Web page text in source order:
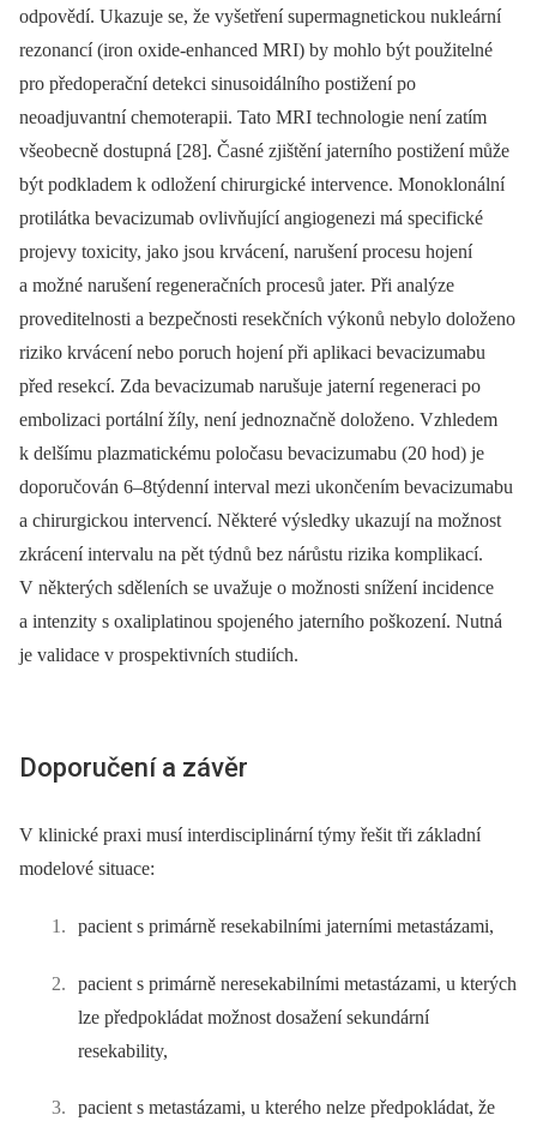
odpovědí. Ukazuje se, že vyšetření supermagnetickou nukleární
rezonancí (iron oxide-enhanced MRI) by mohlo být použitelné
pro předoperační detekci sinusoidálního postižení po
neoadjuvantní chemoterapii. Tato MRI technologie není zatím
všeobecně dostupná [28]. Časné zjištění jaterního postižení může
být podkladem k odložení chirurgické intervence. Monoklonální
protilátka bevacizumab ovlivňující angiogenezi má specifické
projevy toxicity, jako jsou krvácení, narušení procesu hojení
a možné narušení regeneračních procesů jater. Při analýze
proveditelnosti a bezpečnosti resekčních výkonů nebylo doloženo
riziko krvácení nebo poruch hojení při aplikaci bevacizumabu
před resekcí. Zda bevacizumab narušuje jaterní regeneraci po
embolizaci portální žíly, není jednoznačně doloženo. Vzhledem
k delšímu plazmatickému poločasu bevacizumabu (20 hod) je
doporučován 6–8týdenní interval mezi ukončením bevacizumabu
a chirurgickou intervencí. Některé výsledky ukazují na možnost
zkrácení intervalu na pět týdnů bez nárůstu rizika komplikací.
V některých sděleních se uvažuje o možnosti snížení incidence
a intenzity s oxaliplatinou spojeného jaterního poškození. Nutná
je validace v prospektivních studiích.
Doporučení a závěr
V klinické praxi musí interdisciplinární týmy řešit tři základní
modelové situace:
pacient s primárně resekabilními jaterními metastázami,
pacient s primárně neresekabilními metastázami, u kterých
lze předpokládat možnost dosažení sekundární
resekability,
pacient s metastázami, u kterého nelze předpokládat, že